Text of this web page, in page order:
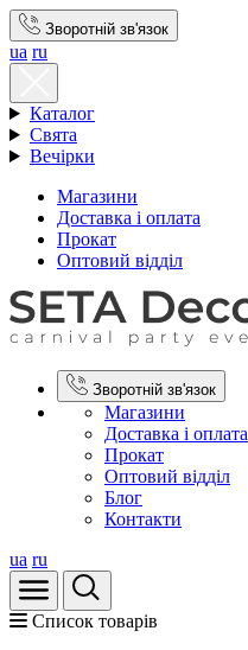
Зворотній зв'язок
ua ru
Каталог
Свята
Вечірки
Магазини
Доставка і оплата
Прокат
Оптовий відділ
Зворотній зв'язок
Магазини
Доставка і оплата
Прокат
Оптовий відділ
Блог
Контакти
ua ru
Список товарів